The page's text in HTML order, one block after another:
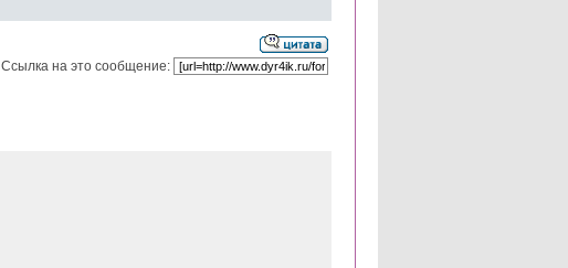
Ссылка на это сообщение: